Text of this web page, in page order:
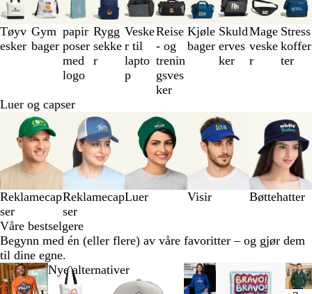
Tøyv
esker
Gym
bager
papir
poser
med
logo
Rygg
sekke
r
Veske
r til
lapto
p
Reise
- og
trenin
gsves
ker
Kjøle
bager
Skuld
erves
ker
Mage
veske
r
Stress
koffer
ter
til
3
av
Luer og capser
Reklamecap
ser
Reklamecap
ser
Luer Visir Bøttehatter
Lysbilder
av
5
Våre bestselgere
Begynn med én (eller flere) av våre favoritter – og gjør dem
til dine egne.
Nye alternativer Nye alternativer
Lysbilder
1